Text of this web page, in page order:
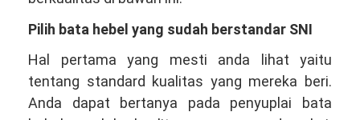
Pilih bata hebel yang sudah berstandar SNI
Hal pertama yang mesti anda lihat yaitu
tentang standard kualitas yang mereka beri.
Anda dapat bertanya pada penyuplai bata